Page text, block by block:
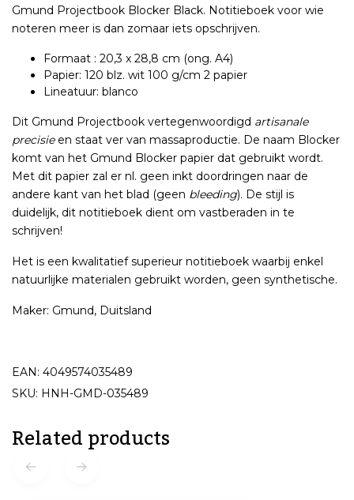
Gmund Projectbook Blocker Black. Notitieboek voor wie
noteren meer is dan zomaar iets opschrijven.
Formaat : 20,3 x 28,8 cm (ong. A4)
Papier: 120 blz. wit 100 g/cm 2 papier
Lineatuur: blanco
Dit Gmund Projectbook vertegenwoordigd artisanale
precisieen staat ver van massaproductie. De naam Blocker
komt van het Gmund Blocker papier dat gebruikt wordt.
Met dit papier zal er nl. geen inkt doordringen naar de
andere kant van het blad (geen bleeding). De stijl is
duidelijk, dit notitieboek dient om vastberaden in te
schrijven!
Het is een kwalitatief superieur notitieboek waarbij enkel
natuurlijke materialen gebruikt worden, geen synthetische.
Maker: Gmund, Duitsland
EAN: 4049574035489
SKU: HNH-GMD-035489
Related products